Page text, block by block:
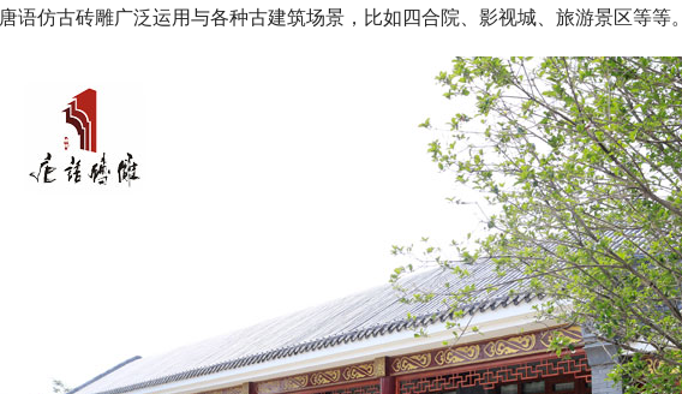
唐语仿古砖雕广泛运用与各种古建筑场景，比如四合院、影视城、旅游景区等等。